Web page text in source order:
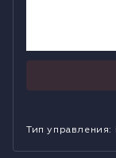
Тип управления: